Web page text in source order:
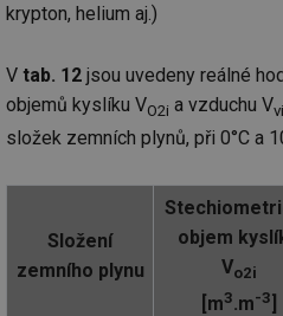
krypton, helium aj.)
V tab. 12 jsou uvedeny reálné
objemů kyslíku VO2i a vzduchu Vvi
složek zemních plynů, při 0°C a
Složení
zemního plynu
objem
Vo2i
[m3.m-3]